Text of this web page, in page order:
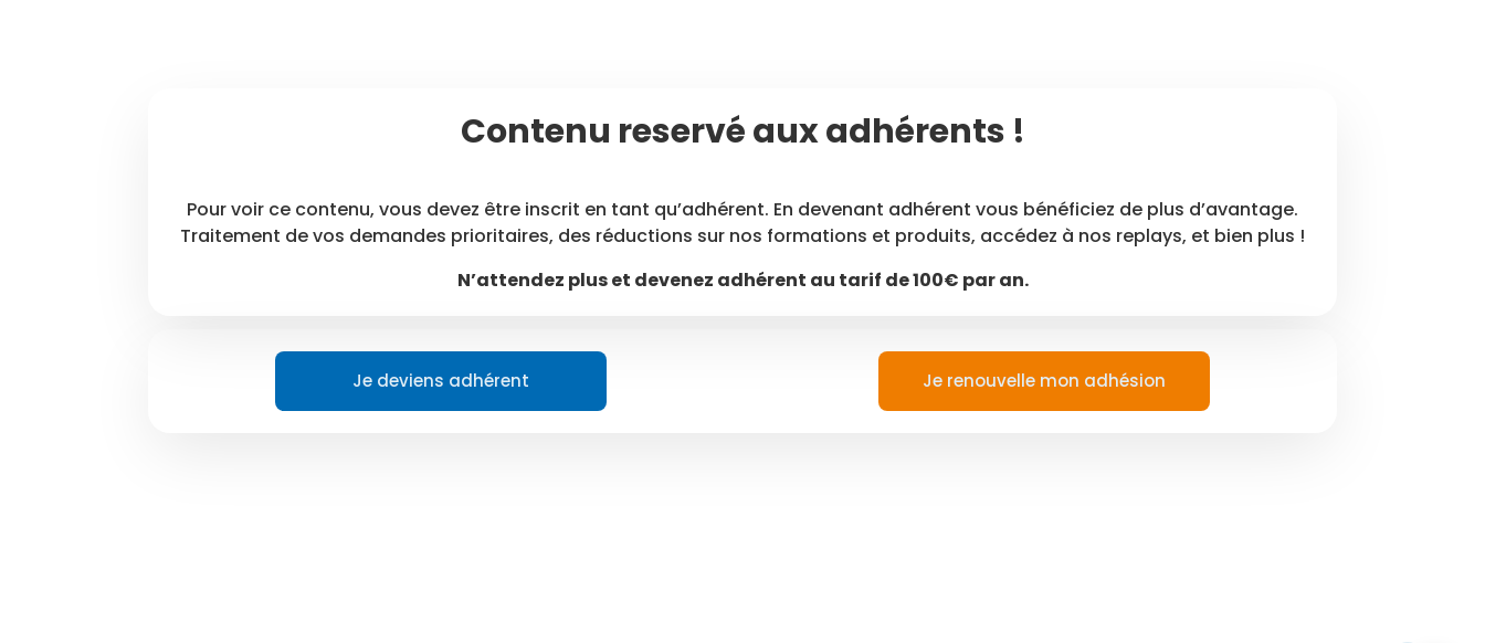
Contenu reservé aux adhérents !
Pour voir ce contenu, vous devez être inscrit en tant qu’adhérent. En devenant adhérent vous bénéficiez de plus d’avantage.
Traitement de vos demandes prioritaires, des réductions sur nos formations et produits, accédez à nos replays, et bien plus !
N’attendez plus et devenez adhérent au tarif de 100€ par an.
Je deviens adhérent Je renouvelle mon adhésion